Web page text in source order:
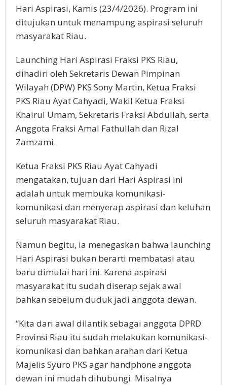
Hari Aspirasi, Kamis (23/4/2026). Program ini
ditujukan untuk menampung aspirasi seluruh
masyarakat Riau.
Launching Hari Aspirasi Fraksi PKS Riau,
dihadiri oleh Sekretaris Dewan Pimpinan
Wilayah (DPW) PKS Sony Martin, Ketua Fraksi
PKS Riau Ayat Cahyadi, Wakil Ketua Fraksi
Khairul Umam, Sekretaris Fraksi Abdullah, serta
Anggota Fraksi Amal Fathullah dan Rizal
Zamzami.
Ketua Fraksi PKS Riau Ayat Cahyadi
mengatakan, tujuan dari Hari Aspirasi ini
adalah untuk membuka komunikasi-
komunikasi dan menyerap aspirasi dan keluhan
seluruh masyarakat Riau.
Namun begitu, ia menegaskan bahwa launching
Hari Aspirasi bukan berarti membatasi atau
baru dimulai hari ini. Karena aspirasi
masyarakat itu sudah diserap sejak awal
bahkan sebelum duduk jadi anggota dewan.
“Kita dari awal dilantik sebagai anggota DPRD
Provinsi Riau itu sudah melakukan komunikasi-
komunikasi dan bahkan arahan dari Ketua
Majelis Syuro PKS agar handphone anggota
dewan ini mudah dihubungi. Misalnya